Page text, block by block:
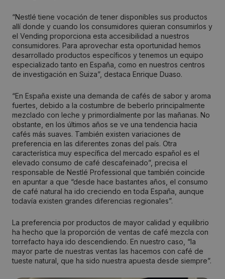
“Nestlé tiene vocación de tener disponibles sus productos
allí donde y cuando los consumidores quieran consumirlos y
el Vending proporciona esta accesibilidad a nuestros
consumidores. Para aprovechar esta oportunidad hemos
desarrollado productos específicos y tenemos un equipo
especializado tanto en España, como en nuestros centros
de investigación en Suiza”, destaca Enrique Duaso.
“En España existe una demanda de cafés de sabor y aroma
fuertes, debido a la costumbre de beberlo principalmente
mezclado con leche y primordialmente por las mañanas. No
obstante, en los últimos años se ve una tendencia hacia
cafés más suaves. También existen variaciones de
preferencia en las diferentes zonas del país. Otra
característica muy específica del mercado español es el
elevado consumo de café descafeinado”, precisa el
responsable de Nestlé Professional que también coincide
en apuntar a que “desde hace bastantes años, el consumo
de café natural ha ido creciendo en toda España, aunque
todavía existen grandes diferencias regionales”.
La preferencia por productos de mayor calidad y equilibrio
ha hecho que la proporción de ventas de café mezcla con
torrefacto haya ido descendiendo. En nuestro caso, “la
mayor parte de nuestras ventas las hacemos con café de
tueste natural, que ha sido nuestra apuesta desde siempre”.